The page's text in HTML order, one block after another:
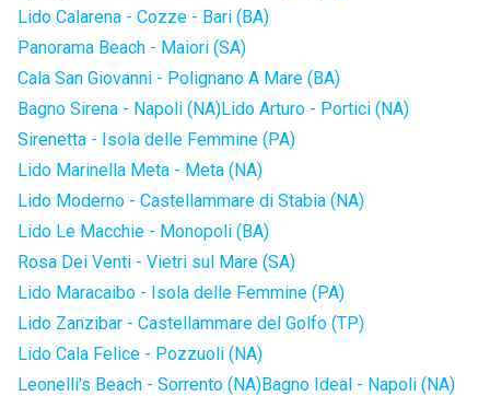
Lido Calarena - Cozze - Bari (BA)
Panorama Beach - Maiori (SA)
Cala San Giovanni - Polignano A Mare (BA)
Bagno Sirena - Napoli (NA)Lido Arturo - Portici (NA)
Sirenetta - Isola delle Femmine (PA)
Lido Marinella Meta - Meta (NA)
Lido Moderno - Castellammare di Stabia (NA)
Lido Le Macchie - Monopoli (BA)
Rosa Dei Venti - Vietri sul Mare (SA)
Lido Maracaibo - Isola delle Femmine (PA)
Lido Zanzibar - Castellammare del Golfo (TP)
Lido Cala Felice - Pozzuoli (NA)
Leonelli's Beach - Sorrento (NA)Bagno Ideal - Napoli (NA)